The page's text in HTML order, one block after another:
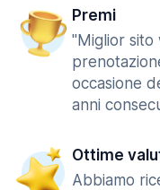
Premi
"Miglior sito
occasione
anni
Ottime
Abbiamo